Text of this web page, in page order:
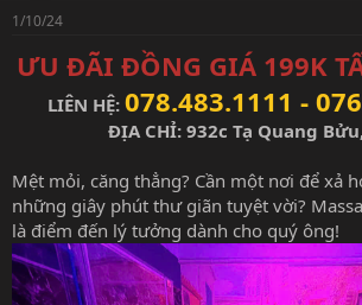
s
t
a
r
1/10/24
ƯU ĐÃI ĐỒNG GIÁ 199K
LIÊN HỆ: 078.483.1111 -
ĐỊA CHỈ: 932c Tạ Quang
Mệt mỏi, căng thẳng? Cần một nơi để xả
những giây phút thư giãn tuyệt vời?
là điểm đến lý tưởng dành cho quý ông!